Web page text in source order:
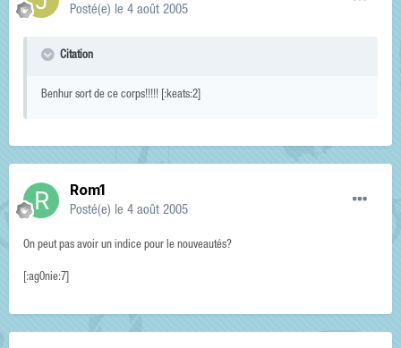
Posté(e) le 4 août 2005
Citation
Benhur sort de ce corps!!!!! [:keats:2]
Rom1
Posté(e) le 4 août 2005
On peut pas avoir un indice pour le nouveautés?
[:ag0nie:7]